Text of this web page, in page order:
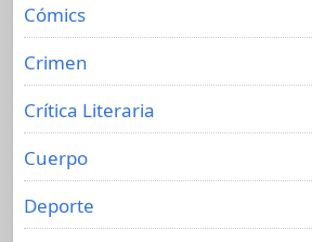
Cómics
Crimen
Crítica Literaria
Cuerpo
Deporte